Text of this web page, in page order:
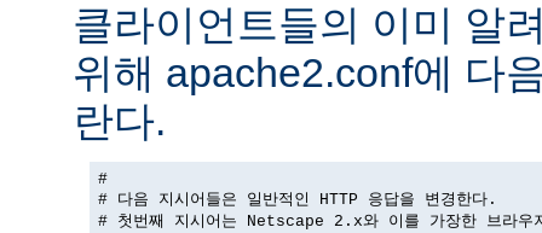
클라이언트들의 이미 알
위해 apache2.conf에 다
란다.
#
# 다음 지시어들은 일반적인 HTTP 응답을 변경한다.
# 첫번째 지시어는 Netscape 2.x와 이를 가장한 브라우